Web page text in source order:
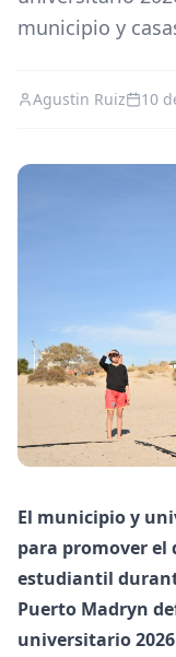
municipio y
Agustin Ruiz 10
El municipio y
para promover el
estudiantil
Puerto Madryn
universitario